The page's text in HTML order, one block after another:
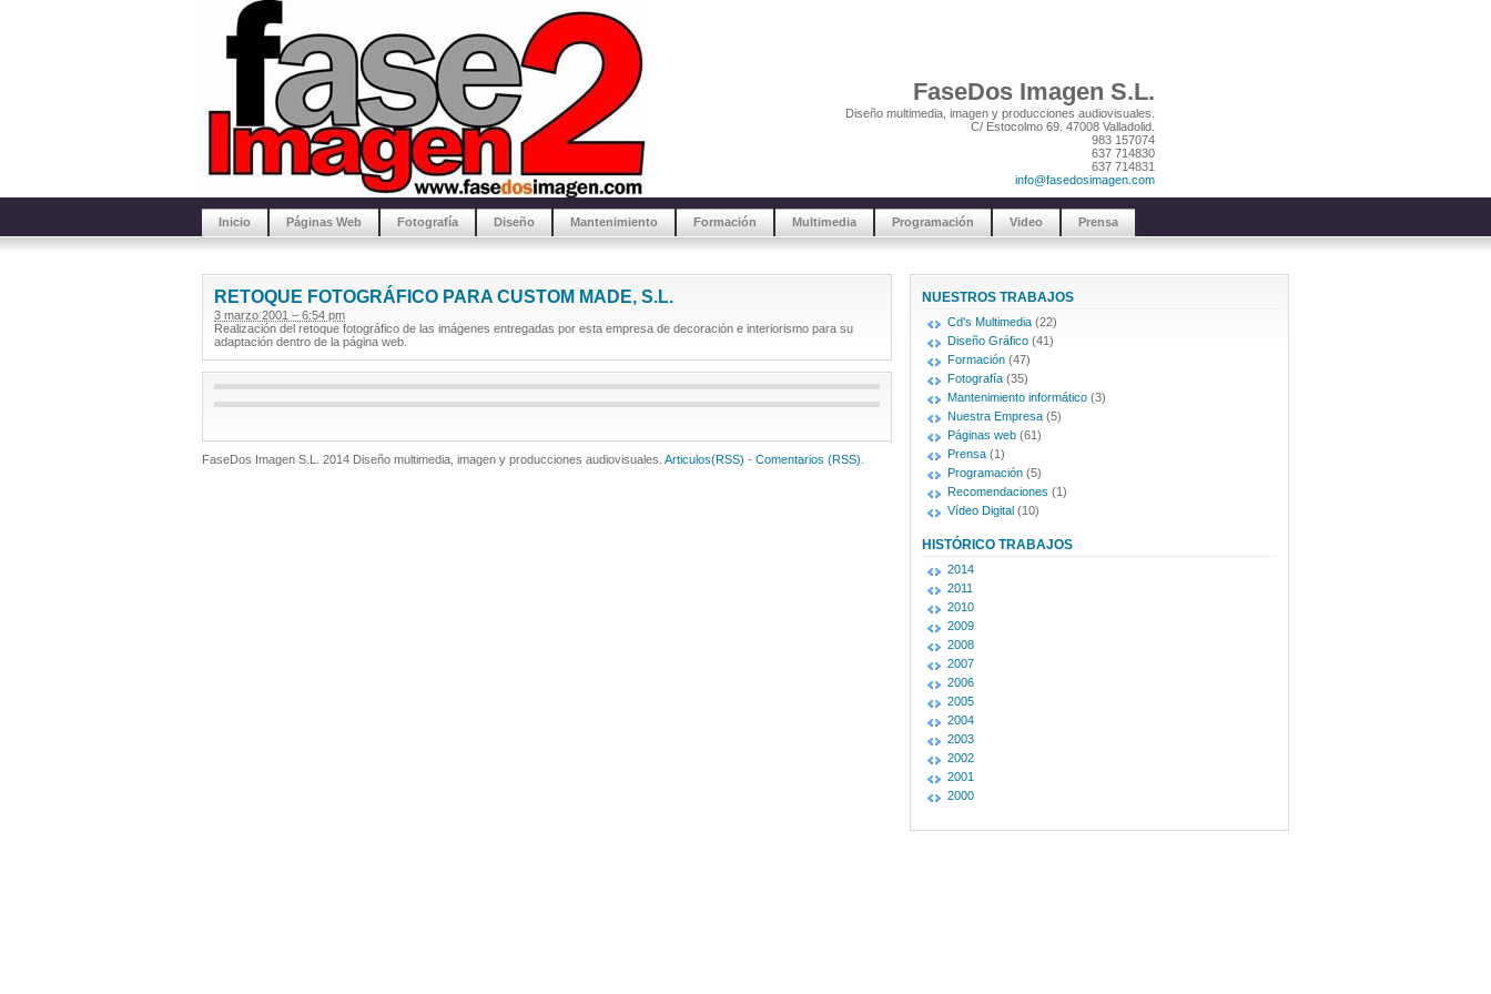
FaseDos Imagen S.L.
Diseño multimedia, imagen y producciones audiovisuales.
C/ Estocolmo 69. 47008 Valladolid.
983 157074
637 714830
637 714831
info@fasedosimagen.com
Inicio Páginas Web Fotografía Diseño Mantenimiento Formación Multimedia Programación Video Prensa
RETOQUE FOTOGRÁFICO PARA CUSTOM MADE, S.L.
3 marzo 2001 – 6:54 pm
Realización del retoque fotográfico de las imágenes entregadas por esta empresa de decoración e interiorismo para su
adaptación dentro de la página web.
NUESTROS TRABAJOS
Cd's Multimedia (22)
Diseño Gráfico (41)
Formación (47)
Fotografía (35)
Mantenimiento informático (3)
Nuestra Empresa (5)
Páginas web (61)
Prensa (1)
Programación (5)
Recomendaciones (1)
Vídeo Digital (10)
HISTÓRICO TRABAJOS
2014
2011
2010
2009
2008
2007
2006
2005
2004
2003
2002
2001
2000
FaseDos Imagen S.L. 2014 Diseño multimedia, imagen y producciones audiovisuales. Articulos(RSS) - Comentarios (RSS)